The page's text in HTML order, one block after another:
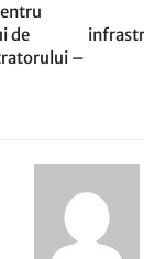
de
–